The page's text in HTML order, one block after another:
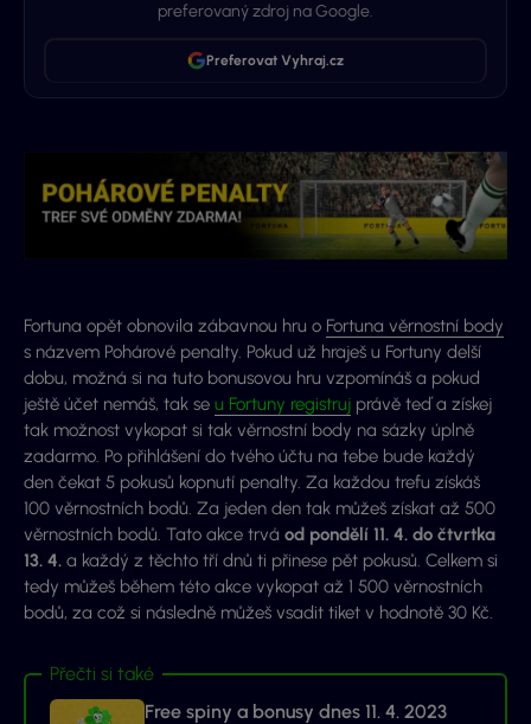
preferovaný zdroj na Google.
Preferovat Vyhraj.cz
Fortuna opět obnovila zábavnou hru o Fortuna věrnostní body
s názvem Pohárové penalty. Pokud už hraješ u Fortuny delší
dobu, možná si na tuto bonusovou hru vzpomínáš a pokud
ještě účet nemáš, tak se u Fortuny registruj právě teď a získej
tak možnost vykopat si tak věrnostní body na sázky úplně
zadarmo. Po přihlášení do tvého účtu na tebe bude každý
den čekat 5 pokusů kopnutí penalty. Za každou trefu získáš
100 věrnostních bodů. Za jeden den tak můžeš získat až 500
věrnostních bodů. Tato akce trvá od pondělí 11. 4. do čtvrtka
13. 4. a každý z těchto tří dnů ti přinese pět pokusů. Celkem si
tedy můžeš během této akce vykopat až 1 500 věrnostních
bodů, za což si následně můžeš vsadit tiket v hodnotě 30 Kč.
Přečti si také
Free spiny a bonusy dnes 11. 4. 2023